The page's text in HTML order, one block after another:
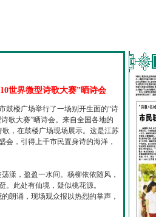
世界微型诗歌大赛”晒诗会
鼓楼广场举行了一场别开生面的“诗
歌大赛”晒诗会。来自全国各地的
，在鼓楼广场现场展示。这是江苏
会，引得上千市民置身诗的海洋，
漾，盈盈一水间。杨柳依依随风，
。此处有仙境，疑似桃花源。
朗诵，现场观众报以热烈的掌声，